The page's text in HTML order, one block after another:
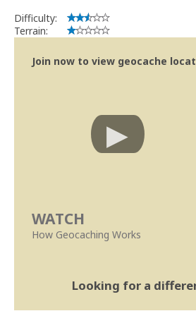
Work with the reviewer, not
Difficulty:
Terrain:
Join now to view geocache
WATCH
How Geocaching Works
Looking for a